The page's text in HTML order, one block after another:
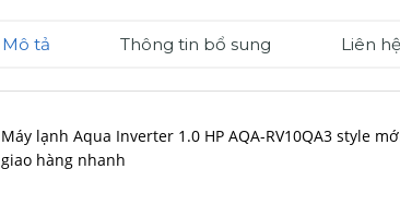
Mô tả Thông tin bổ sung Liên
Máy lạnh Aqua Inverter 1.0 HP AQA-RV10QA3 style
giao hàng nhanh